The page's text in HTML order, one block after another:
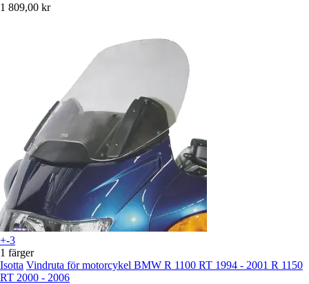
1 809,00 kr
+-3
1 färger
Isotta Vindruta för motorcykel BMW R 1100 RT 1994 - 2001 R 1150
RT 2000 - 2006